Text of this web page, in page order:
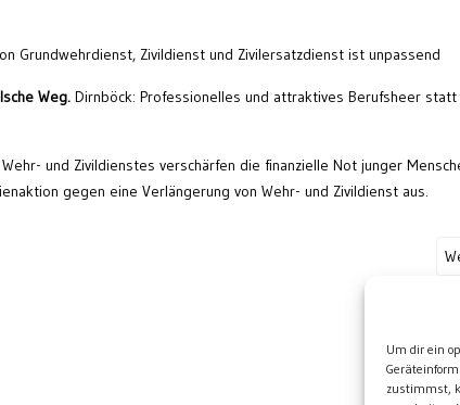
Um dir ein
zustimmst,
Grundwehrdienst, Zivildienst und Zivilersatzdienst ist unpassend
Weg. Dirnböck: Professionelles und attraktives Berufsheer
und Zivildienstes verschärfen die finanzielle Not junger
gegen eine Verlängerung von Wehr- und Zivildienst aus.